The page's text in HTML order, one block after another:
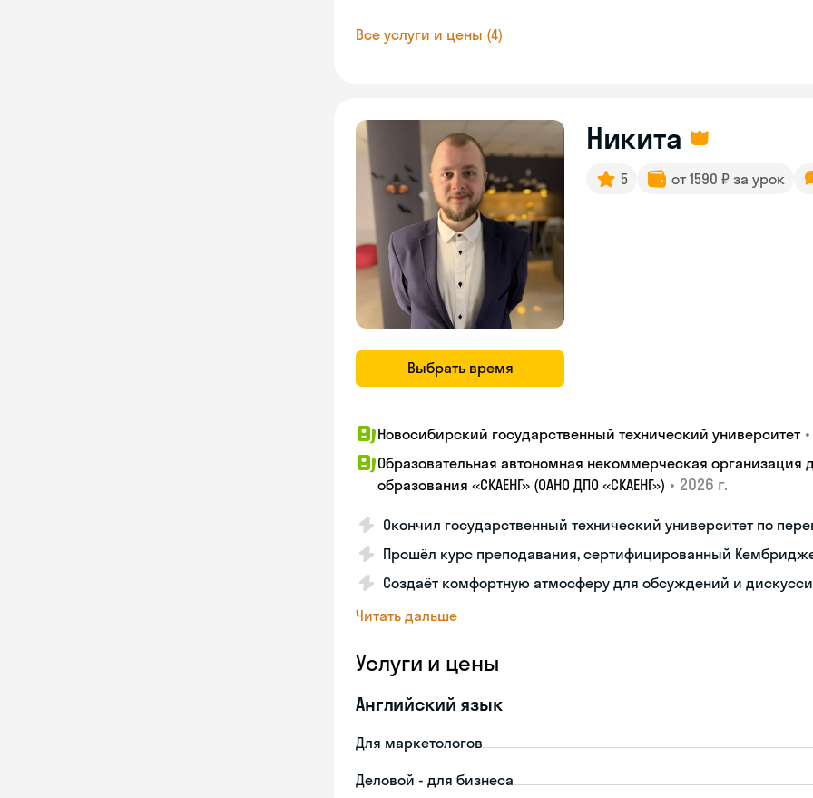
Все услуги и цены (4)
Выбрать время
Никита
5 от 1590 ₽ за урок
Новосибирский государственный технический университет •
Образовательная автономная некоммерческая организация
образования «СКАЕНГ» (ОАНО ДПО «СКАЕНГ») • 2026 г.
Окончил государственный технический университет по
Прошёл курс преподавания, сертифицированный
Создаёт комфортную атмосферу для обсуждений и
Читать дальше
Услуги и цены
Английский язык
Для маркетологов
Деловой - для бизнеса